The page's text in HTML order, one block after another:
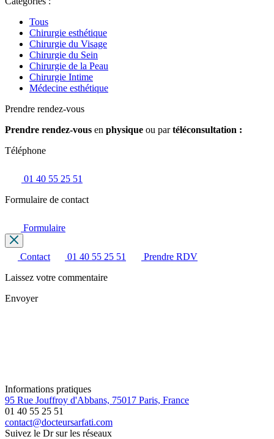
Tous
Chirurgie esthétique
Chirurgie du Visage
Chirurgie du Sein
Chirurgie de la Peau
Chirurgie Intime
Médecine esthétique
Prendre rendez-vous
Prendre rendez-vous en physique ou partéléconsultation :
Téléphone
01 40 55 25 51
Formulaire de contact
Formulaire
Contact 01 40 55 25 51
Prendre RDV
Laissez votre commentaire
Envoyer
Informations pratiques
95 Rue Jouffroy d'Abbans, 75017 Paris, France
01 40 55 25 51
contact@docteursarfati.com
Suivez le Dr sur les réseaux